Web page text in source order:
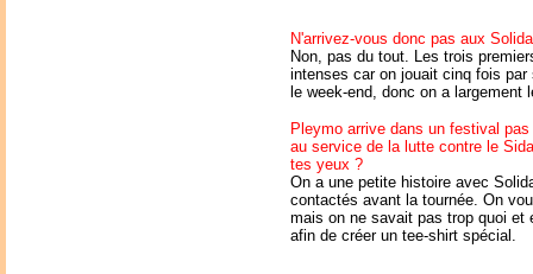
N'arrivez-vous donc pas aux
Non, pas du tout. Les trois
intenses car on jouait cinq fois
le week-end, donc on a largement
Pleymo arrive dans un festival
au service de la lutte contre le
tes yeux ?
On a une petite histoire avec
contactés avant la tournée. On
mais on ne savait pas trop quoi
afin de créer un tee-shirt spécial.